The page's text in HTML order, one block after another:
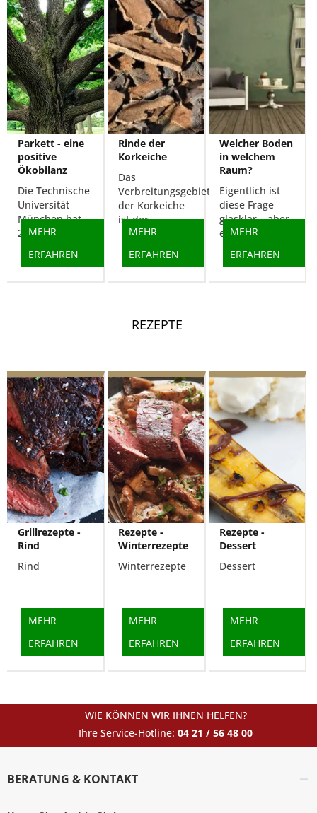
Parkett - eine
positive
Ökobilanz
Die Technische
Universität
München hat
2003...
MEHR
ERFAHREN
Rinde der
Korkeiche
Das
Verbreitungsgebiet
der Korkeiche
ist der...
MEHR
ERFAHREN
Welcher Boden
in welchem
Raum?
Eigentlich ist
diese Frage
glasklar – aber
es...MEHR
ERFAHREN
Grillrezepte -
Rind
Rind
MEHR
ERFAHREN
Rezepte -
Winterrezepte
Winterrezepte
MEHR
ERFAHREN
Rezepte -
Dessert
Dessert
MEHR
ERFAHREN
REZEPTE
WIE KÖNNEN WIR IHNEN HELFEN?
Ihre Service-Hotline: 04 21 / 56 48 00
BERATUNG & KONTAKT